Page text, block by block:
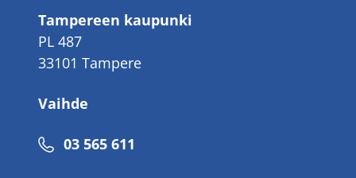
Tampereen kaupunki
PL 487
33101 Tampere
Vaihde
Puhelinnumero
03 565 611